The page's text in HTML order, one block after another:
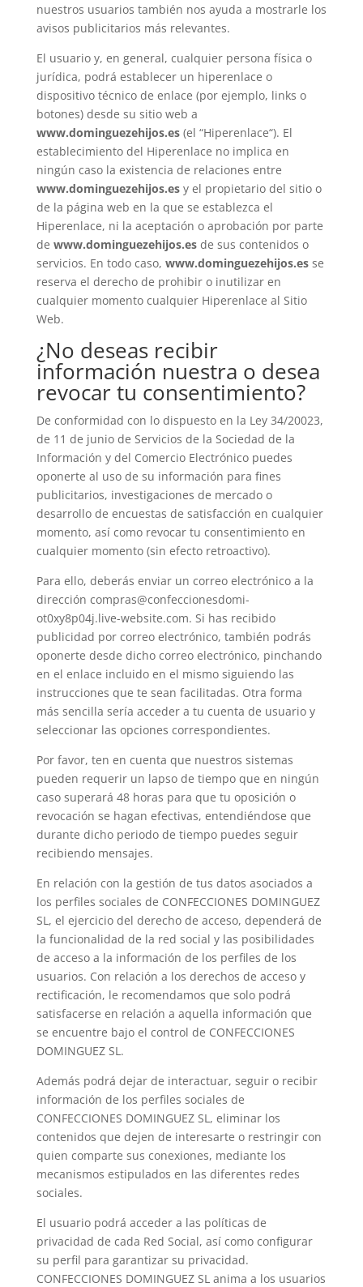
nuestros usuarios también nos ayuda a mostrarle los
avisos publicitarios más relevantes.
El usuario y, en general, cualquier persona física o
jurídica, podrá establecer un hiperenlace o
dispositivo técnico de enlace (por ejemplo, links o
botones) desde su sitio web a
www.dominguezehijos.es(el “Hiperenlace“). El
establecimiento del Hiperenlace no implica en
ningún caso la existencia de relaciones entre
www.dominguezehijos.esy el propietario del sitio o
de la página web en la que se establezca el
Hiperenlace, ni la aceptación o aprobación por parte
de www.dominguezehijos.esde sus contenidos o
servicios. En todo caso, www.dominguezehijos.esse
reserva el derecho de prohibir o inutilizar en
cualquier momento cualquier Hiperenlace al Sitio
Web.
¿No deseas recibir
información nuestra o desea
revocar tu consentimiento?
De conformidad con lo dispuesto en la Ley 34/20023,
de 11 de junio de Servicios de la Sociedad de la
Información y del Comercio Electrónico puedes
oponerte al uso de su información para fines
publicitarios, investigaciones de mercado o
desarrollo de encuestas de satisfacción en cualquier
momento, así como revocar tu consentimiento en
cualquier momento (sin efecto retroactivo).
Para ello, deberás enviar un correo electrónico a la
dirección compras@confeccionesdomi-
ot0xy8p04j.live-website.com. Si has recibido
publicidad por correo electrónico, también podrás
oponerte desde dicho correo electrónico, pinchando
en el enlace incluido en el mismo siguiendo las
instrucciones que te sean facilitadas. Otra forma
más sencilla sería acceder a tu cuenta de usuario y
seleccionar las opciones correspondientes.
Por favor, ten en cuenta que nuestros sistemas
pueden requerir un lapso de tiempo que en ningún
caso superará 48 horas para que tu oposición o
revocación se hagan efectivas, entendiéndose que
durante dicho periodo de tiempo puedes seguir
recibiendo mensajes.
En relación con la gestión de tus datos asociados a
los perfiles sociales de CONFECCIONES DOMINGUEZ
SL, el ejercicio del derecho de acceso, dependerá de
la funcionalidad de la red social y las posibilidades
de acceso a la información de los perfiles de los
usuarios. Con relación a los derechos de acceso y
rectificación, le recomendamos que solo podrá
satisfacerse en relación a aquella información que
se encuentre bajo el control de CONFECCIONES
DOMINGUEZ SL.
Además podrá dejar de interactuar, seguir o recibir
información de los perfiles sociales de
CONFECCIONES DOMINGUEZ SL, eliminar los
contenidos que dejen de interesarte o restringir con
quien comparte sus conexiones, mediante los
mecanismos estipulados en las diferentes redes
sociales.
El usuario podrá acceder a las políticas de
privacidad de cada Red Social, así como configurar
su perfil para garantizar su privacidad.
CONFECCIONES DOMINGUEZ SLanima a los usuarios